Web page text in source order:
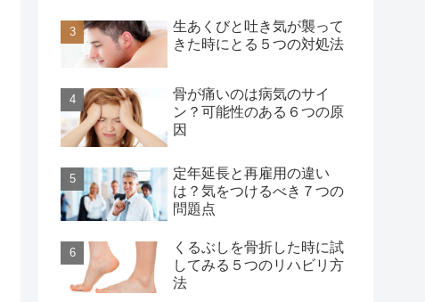
生あくびと吐き気が襲って
きた時にとる５つの対処法
骨が痛いのは病気のサイ
ン？可能性のある６つの原
因
定年延長と再雇用の違い
は？気をつけるべき７つの
問題点
くるぶしを骨折した時に試
してみる５つのリハビリ方
法